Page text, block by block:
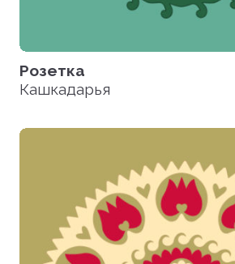
Розетка
Кашкадарья